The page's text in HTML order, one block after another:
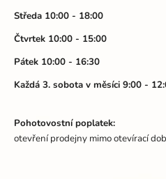
Středa 10:00 - 18:00
Čtvrtek 10:00 - 15:00
Pátek 10:00 - 16:30
Každá 3. sobota v měsíci 9:00 -
Pohotovostní poplatek:
otevření prodejny mimo otevírací